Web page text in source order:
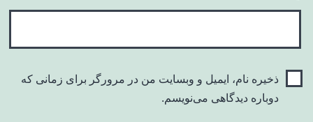
ذخیره نام، ایمیل و وبسایت من در مرورگر برای زمانی که
دوباره دیدگاهی می‌نویسم.